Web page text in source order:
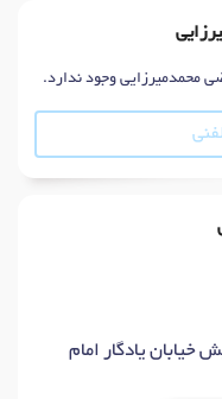
محمدمیرزایی وجود ندارد.
یادگار امام